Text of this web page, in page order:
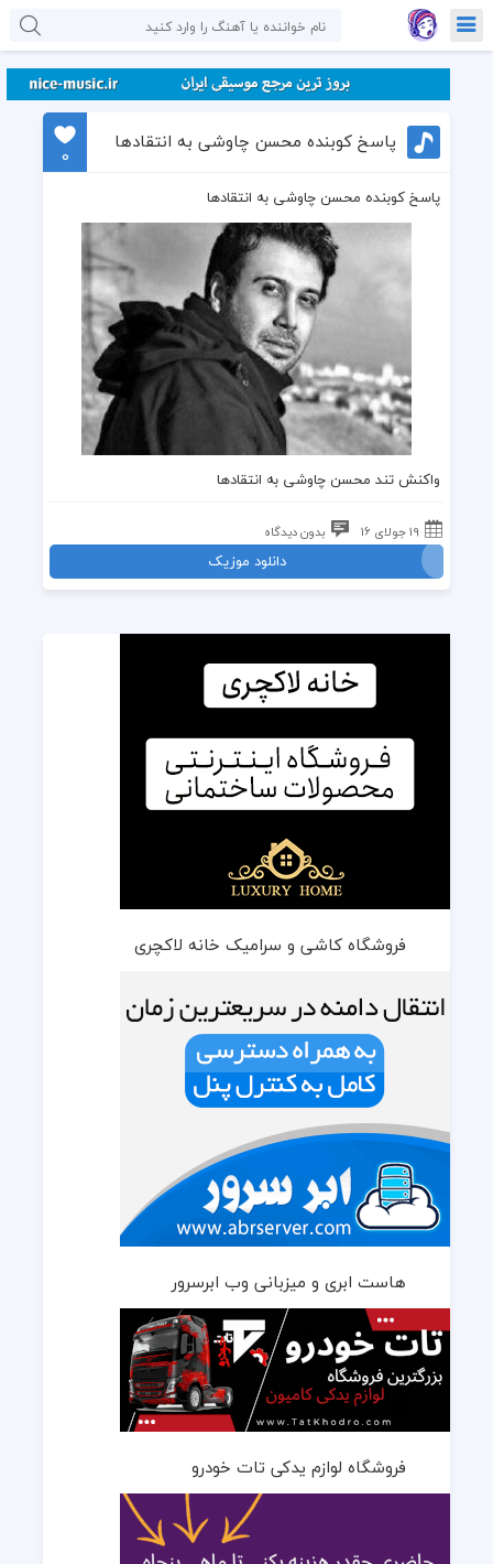
پاسخ کوبنده محسن چاوشی به انتقادها
0
پاسخ کوبنده محسن چاوشی به انتقادها
واکنش تند محسن چاوشی به انتقادها
19 جولای 16 بدون دیدگاه
دانلود موزیک
فروشگاه کاشی و سرامیک خانه لاکچری
هاست ابری و میزبانی وب ابرسرور
فروشگاه لوازم یدکی تات خودرو